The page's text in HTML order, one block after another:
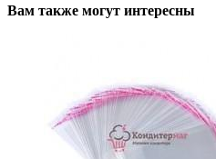
Вам также могут интересны